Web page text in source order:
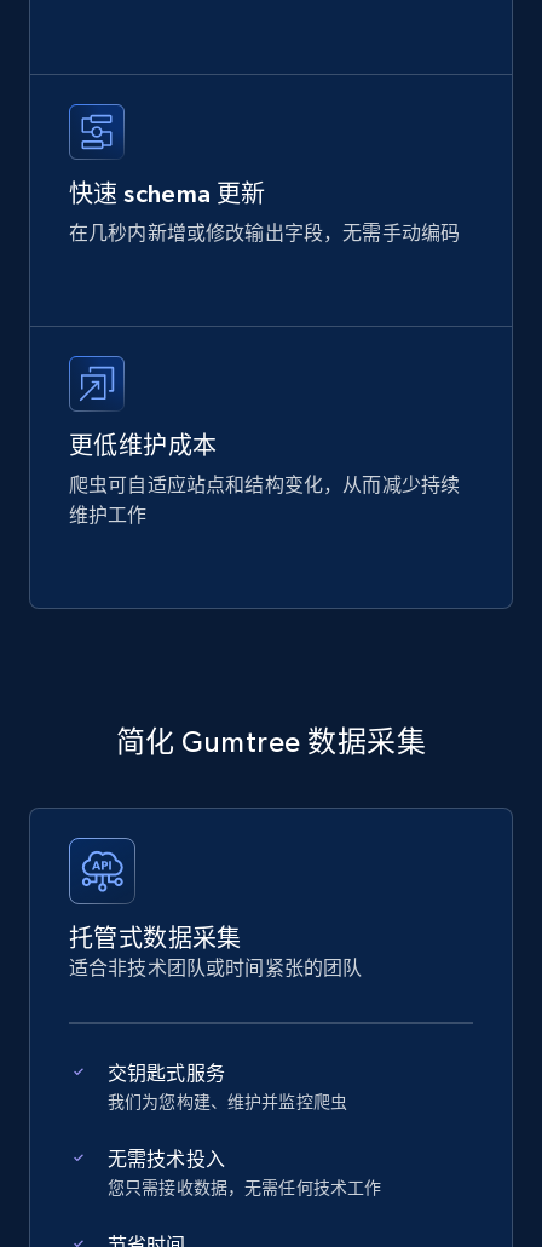
快速 schema 更新
在几秒内新增或修改输出字段，无需手动编码
更低维护成本
爬虫可自适应站点和结构变化，从而减少持续
维护工作
简化 Gumtree 数据采集
托管式数据采集
适合非技术团队或时间紧张的团队
交钥匙式服务
我们为您构建、维护并监控爬虫
无需技术投入
您只需接收数据，无需任何技术工作